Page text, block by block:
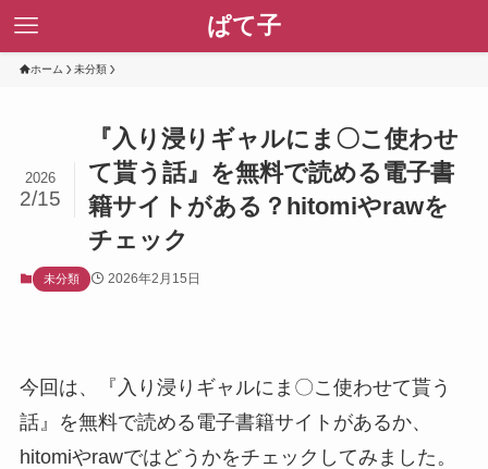
ぱて子
ホーム 未分類
『入り浸りギャルにま〇こ使わせ
て貰う話』を無料で読める電子書
籍サイトがある？hitomiやrawを
チェック
2026
2/15
未分類 2026年2月15日
今回は、『入り浸りギャルにま〇こ使わせて貰う
話』を無料で読める電子書籍サイトがあるか、
hitomiやrawではどうかをチェックしてみました。